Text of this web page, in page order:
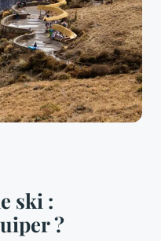
ski :
?